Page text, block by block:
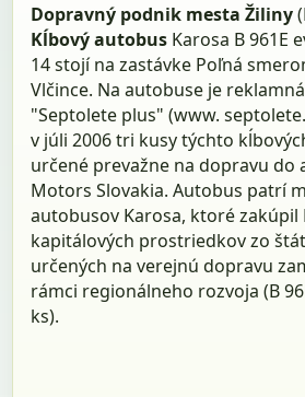
Dopravný podnik mesta Žiliny
Kĺbový autobus Karosa B 961E
14 stojí na zastávke Poľná
Vlčince. Na autobuse je
"Septolete plus" (www.
v júli 2006 tri kusy týchto
určené prevažne na dopravu do
Motors Slovakia. Autobus patrí
autobusov Karosa, ktoré zakúpil
kapitálových prostriedkov zo
určených na verejnú dopravu
rámci regionálneho rozvoja (B
ks).